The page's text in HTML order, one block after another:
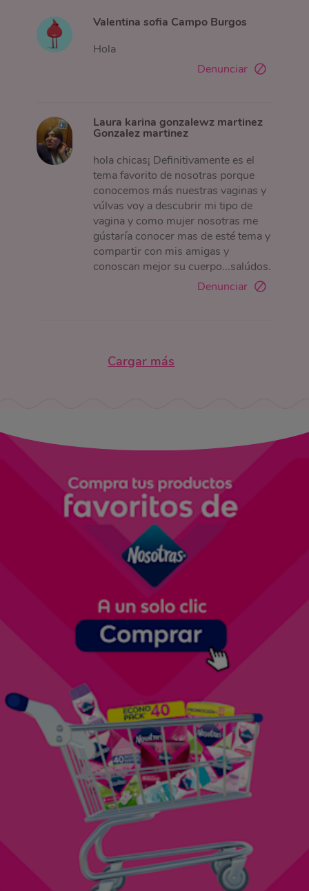
Valentina sofia Campo Burgos
Hola
Denunciar
Laura karina gonzalewz martinez
Gonzalez martinez
hola chicas¡ Definitivamente es el
tema favorito de nosotras porque
conocemos más nuestras vaginas y
vúlvas voy a descubrir mi tipo de
vagina y como mujer nosotras me
gústaría conocer mas de esté tema y
compartir con mis amigas y
conoscan mejor su cuerpo...salúdos.
Denunciar
Cargar más